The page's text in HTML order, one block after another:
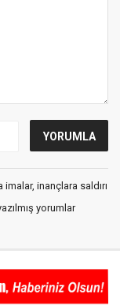
inançlara saldırı
yorumlar